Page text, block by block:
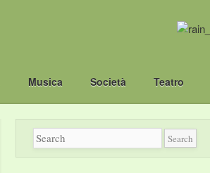
Musica Società Teatro